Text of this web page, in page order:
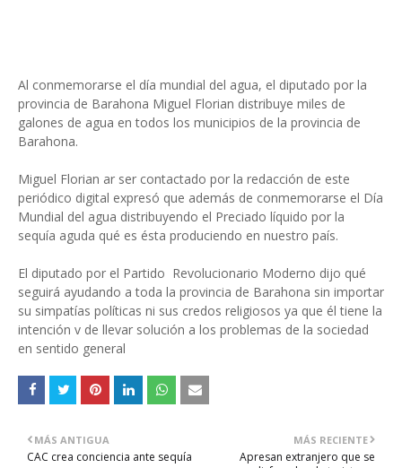
Al conmemorarse el día mundial del agua, el diputado por la
provincia de Barahona Miguel Florian distribuye miles de
galones de agua en todos los municipios de la provincia de
Barahona.
Miguel Florian ar ser contactado por la redacción de este
periódico digital expresó que además de conmemorarse el Día
Mundial del agua distribuyendo el Preciado líquido por la
sequía aguda qué es ésta produciendo en nuestro país.
El diputado por el Partido Revolucionario Moderno dijo qué
seguirá ayudando a toda la provincia de Barahona sin importar
su simpatías políticas ni sus credos religiosos ya que él tiene la
intención v de llevar solución a los problemas de la sociedad
en sentido general
MÁS RECIENTE
Apresan extranjero que se
MÁS ANTIGUA
CAC crea conciencia ante sequía